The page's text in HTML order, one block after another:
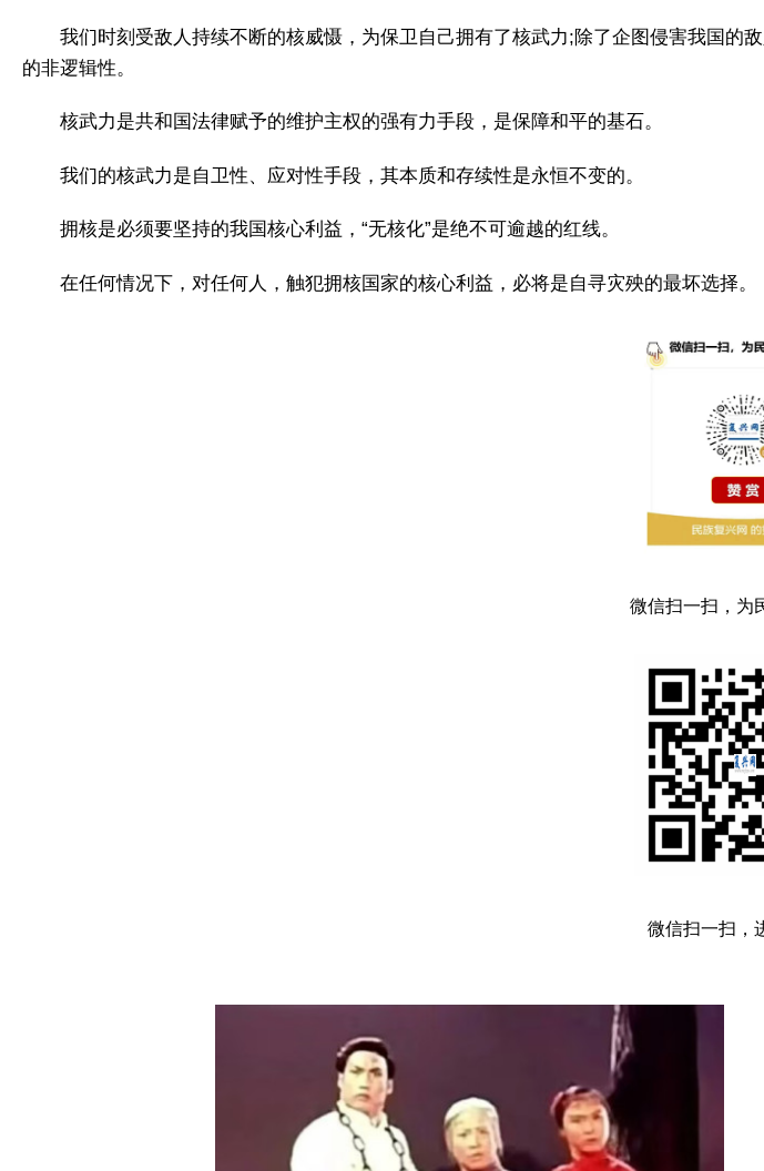
我们时刻受敌人持续不断的核威慑，为保卫自己拥有了核武力;除了企图侵害我国的
的非逻辑性。
核武力是共和国法律赋予的维护主权的强有力手段，是保障和平的基石。
我们的核武力是自卫性、应对性手段，其本质和存续性是永恒不变的。
拥核是必须要坚持的我国核心利益，“无核化”是绝不可逾越的红线。
在任何情况下，对任何人，触犯拥核国家的核心利益，必将是自寻灾殃的最坏选择。
微信扫一扫，为
微信扫一扫，